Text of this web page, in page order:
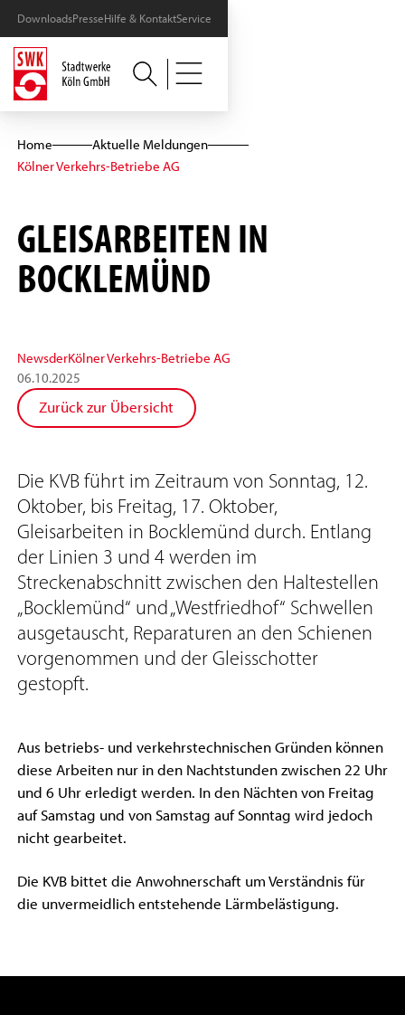
DownloadsPresseHilfe & KontaktService
Home
Aktuelle Meldungen
Kölner Verkehrs-Betriebe AG
GLEISARBEITEN IN
BOCKLEMÜND
NewsderKölner Verkehrs-Betriebe AG
06.10.2025
Zurück zur Übersicht
Die KVB führt im Zeitraum von Sonntag, 12.
Oktober, bis Freitag, 17. Oktober,
Gleisarbeiten in Bocklemünd durch. Entlang
der Linien 3 und 4 werden im
Streckenabschnitt zwischen den Haltestellen
„Bocklemünd“ und „Westfriedhof“ Schwellen
ausgetauscht, Reparaturen an den Schienen
vorgenommen und der Gleisschotter
gestopft.
Aus betriebs- und verkehrstechnischen Gründen können
diese Arbeiten nur in den Nachtstunden zwischen 22 Uhr
und 6 Uhr erledigt werden. In den Nächten von Freitag
auf Samstag und von Samstag auf Sonntag wird jedoch
nicht gearbeitet.
Die KVB bittet die Anwohnerschaft um Verständnis für
die unvermeidlich entstehende Lärmbelästigung.